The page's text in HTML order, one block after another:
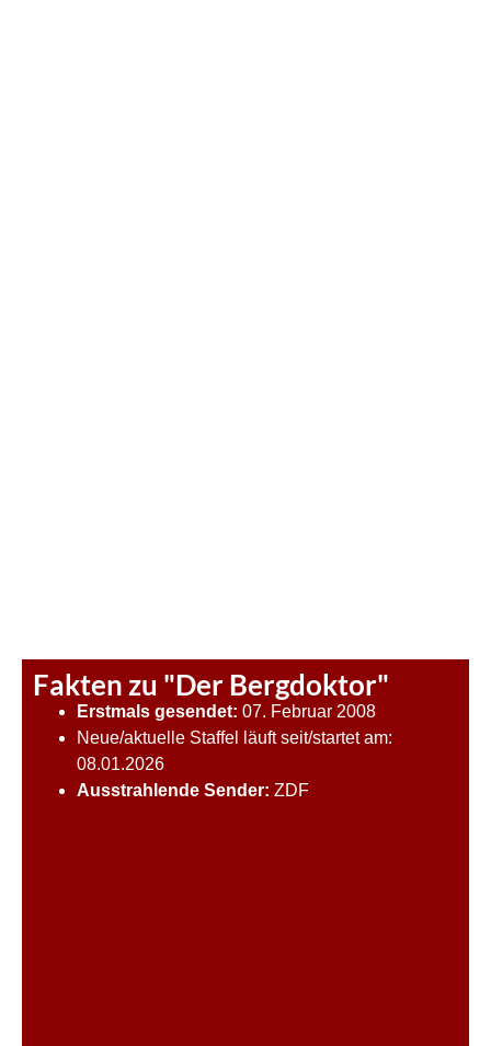
Fakten zu "Der Bergdoktor"
Erstmals gesendet: 07. Februar 2008
Neue/aktuelle Staffel läuft seit/startet am:
08.01.2026
Ausstrahlende Sender: ZDF